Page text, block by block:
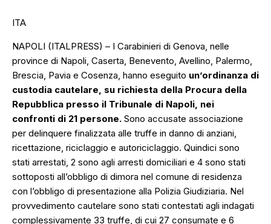
ITA
NAPOLI (ITALPRESS) – I Carabinieri di Genova, nelle
province di Napoli, Caserta, Benevento, Avellino, Palermo,
Brescia, Pavia e Cosenza, hanno eseguito un’ordinanza di
custodia cautelare, su richiesta della Procura della
Repubblica presso il Tribunale di Napoli, nei
confronti di 21 persone. Sono accusate associazione
per delinquere finalizzata alle truffe in danno di anziani,
ricettazione, riciclaggio e autoriciclaggio. Quindici sono
stati arrestati, 2 sono agli arresti domiciliari e 4 sono stati
sottoposti all’obbligo di dimora nel comune di residenza
con l’obbligo di presentazione alla Polizia Giudiziaria. Nel
provvedimento cautelare sono stati contestati agli indagati
complessivamente 33 truffe, di cui 27 consumate e 6